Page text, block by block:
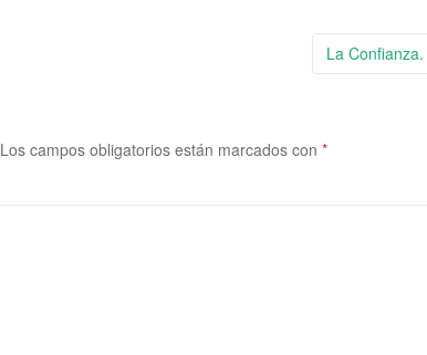
La Confianza.
Los campos obligatorios están marcados con *